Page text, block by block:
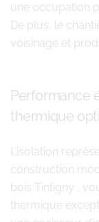
une occupation
De plus, le
voisinage et
Performance
thermique
L’isolation
construction
bois Tintigny ,
thermique